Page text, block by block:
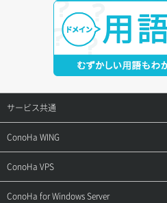
サービス共通
サポートトップ
ご契約・お支払い
ConoHa WING
サポートトップ
ご利用ガイド
ConoHa VPS
サポートトップ
ConoHa for Windows Server